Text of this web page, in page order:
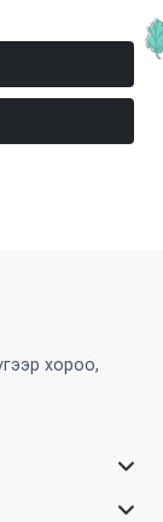
хороо,